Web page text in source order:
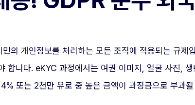
의 개인정보를 처리하는 모든 조직에 적용되는 규
합니다. eKYC 과정에서는 여권 이미지, 얼굴 사진,
또는 2천만 유로 중 높은 금액이 과징금으로 부과